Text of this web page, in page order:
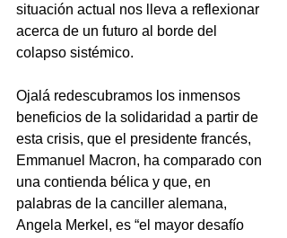
situación actual nos lleva a reflexionar
acerca de un futuro al borde del
colapso sistémico.
Ojalá redescubramos los inmensos
beneficios de la solidaridad a partir de
esta crisis, que el presidente francés,
Emmanuel Macron, ha comparado con
una contienda bélica y que, en
palabras de la canciller alemana,
Angela Merkel, es “el mayor desafío